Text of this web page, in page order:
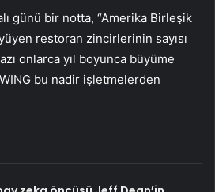
günü bir notta, “Amerika Birleşik
restoran zincirlerinin sayısı
onlarca yıl boyunca büyüme
bu nadir işletmelerden